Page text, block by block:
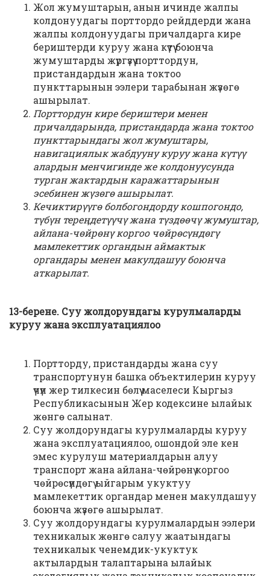
Жол жумуштарын, анын ичинде жалпы
колдонуудагы порттордо рейддерди жана
жалпы колдонуудагы причалдарга кире
бериштерди куруу жана күтүү боюнча
жумуштарды жүргүзүү порттордун,
пристандардын жана токтоо
пункттарынын ээлери тарабынан жүзөгө
ашырылат.
Порттордун кире бериштери менен
причалдарында, пристандарда жана токтоо
пункттарындагы жол жумуштары,
навигациялык жабдууну куруу жана күтүү
алардын менчигинде же колдонуусунда
турган жактардын каражаттарынын
эсебинен жүзөгө ашырылат.
Кечиктирүүгө болбогондорду кошпогондо,
түбүн тереӊдетүүчү жана түздөөчү жумуштар,
айлана-чөйрөнү коргоо чөйрөсүндөгү
мамлекеттик органдын аймактык
органдары менен макулдашуу боюнча
аткарылат.
13-берене. Суу жолдорундагы курулмаларды
куруу жана эксплуатациялоо
Портторду, пристандарды жана суу
транспортунун башка объектилерин куруу
үчүн жер тилкесин бөлүү маселеси Кыргыз
Республикасынын Жер кодексине ылайык
жөнгө салынат.
Суу жолдорундагы курулмаларды куруу
жана эксплуатациялоо, ошондой эле кен
эмес курулуш материалдарын алуу
транспорт жана айлана-чөйрөнү коргоо
чөйрөсүндөгү ыйгарым укуктуу
мамлекеттик органдар менен макулдашуу
боюнча жүзөгө ашырылат.
Суу жолдорундагы курулмалардын ээлери
техникалык жөнгө салуу жаатындагы
техникалык ченемдик-укуктук
актылардын талаптарына ылайык